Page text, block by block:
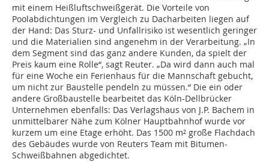
mit einem Heißluftschweißgerät. Die Vorteile von
Poolabdichtungen im Vergleich zu Dacharbeiten liegen auf
der Hand: Das Sturz- und Unfallrisiko ist wesentlich geringer
und die Materialien sind angenehm in der Verarbeitung. „In
dem Segment sind das ganz andere Kunden, da spielt der
Preis kaum eine Rolle“, sagt Reuter. „Da wird dann auch mal
für eine Woche ein Ferienhaus für die Mannschaft gebucht,
um nicht zur Baustelle pendeln zu müssen.“ Die ein oder
andere Großbaustelle bearbeitet das Köln-Dellbrücker
Unternehmen ebenfalls: Das Verlagshaus von J.P. Bachem in
unmittelbarer Nähe zum Kölner Hauptbahnhof wurde vor
kurzem um eine Etage erhöht. Das 1500 m² große Flachdach
des Gebäudes wurde von Reuters Team mit Bitumen-
Schweißbahnen abgedichtet.